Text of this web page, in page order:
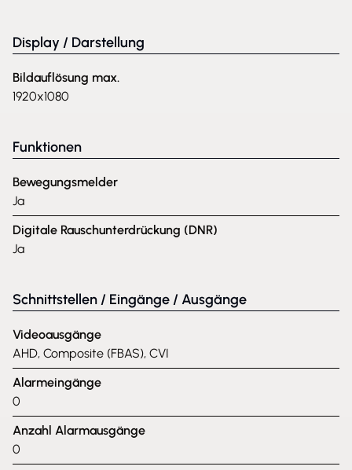
Display / Darstellung
Bildauflösung max.
1920x1080
Funktionen
Bewegungsmelder
Ja
Digitale Rauschunterdrückung (DNR)
Ja
Schnittstellen / Eingänge / Ausgänge
Videoausgänge
AHD, Composite (FBAS), CVI
Alarmeingänge
0
Anzahl Alarmausgänge
0